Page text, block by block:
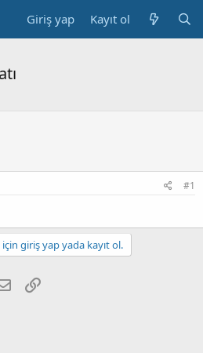
Giriş yap Kayıt ol
#1
giriş yap yada kayıt ol.
E-posta